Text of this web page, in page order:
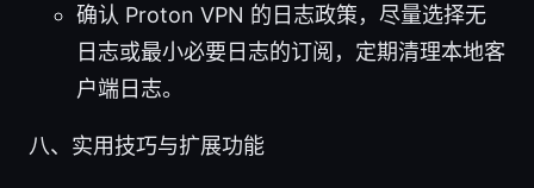
确认 Proton VPN 的日志政策，尽量选择无
日志或最小必要日志的订阅，定期清理本地客
户端日志。
八、实用技巧与扩展功能